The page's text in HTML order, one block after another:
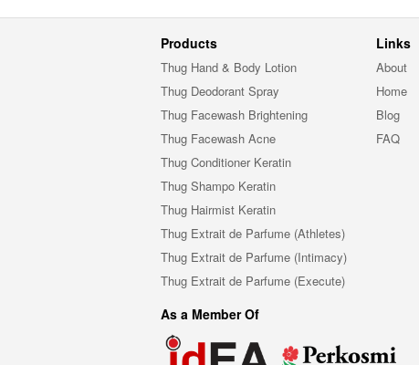
Products
Thug Hand & Body Lotion
Thug Deodorant Spray
Thug Facewash Brightening
Thug Facewash Acne
Thug Conditioner Keratin
Thug Shampo Keratin
Thug Hairmist Keratin
Thug Extrait de Parfume (Athletes)
Thug Extrait de Parfume (Intimacy)
Thug Extrait de Parfume (Execute)
Links
About
Home
Blog
FAQ
As a Member Of